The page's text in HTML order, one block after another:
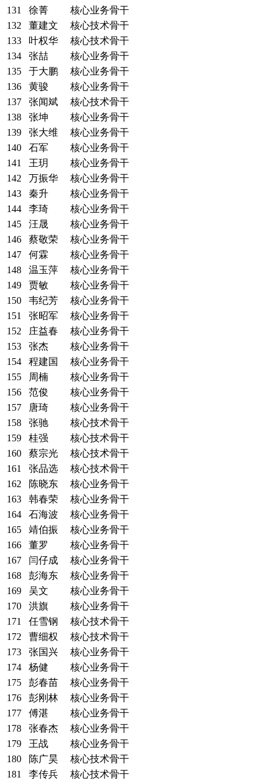
131 徐菁
核心业务骨干
132
董建文
核心技术骨干
133
叶权华
核心技术骨干
134
张喆
核心业务骨干
135
于大鹏
核心业务骨干
136
黄骏
核心业务骨干
137
张闻斌
核心技术骨干
138
张坤
核心业务骨干
139
张大维
核心业务骨干
140
石军
核心业务骨干
141
王玥
核心业务骨干
142
万振华
核心业务骨干
143
秦升
核心业务骨干
144
李琦
核心业务骨干
145
汪晟
核心业务骨干
146
蔡敬荣
核心业务骨干
147
何霖
核心业务骨干
148
温玉萍
核心业务骨干
149
贾敏
核心业务骨干
150
韦纪芳
核心业务骨干
151
张昭军
核心业务骨干
152
庄益春
核心业务骨干
153
张杰
核心业务骨干
154
程建国
核心业务骨干
155
周楠
核心业务骨干
156
范俊
核心业务骨干
157
唐琦
核心业务骨干
158
张驰
核心技术骨干
159
桂强
核心技术骨干
160
蔡宗光
核心技术骨干
161
张品选
核心技术骨干
162
陈晓东
核心业务骨干
163
韩春荣
核心业务骨干
164
石海波
核心业务骨干
165
靖伯振
核心业务骨干
166
董罗
核心业务骨干
167
闫仔成
核心业务骨干
168
彭海东
核心业务骨干
169
吴文
核心业务骨干
170
洪旗
核心业务骨干
171
任雪钢
核心技术骨干
172
曹细权
核心技术骨干
173
张国兴
核心业务骨干
174
杨健
核心业务骨干
175
彭春苗
核心业务骨干
176
彭刚林
核心业务骨干
177
傅湛
核心业务骨干
178
张春杰
核心业务骨干
179
王战
核心业务骨干
180
陈广昊
核心技术骨干
181
李传兵
核心技术骨干